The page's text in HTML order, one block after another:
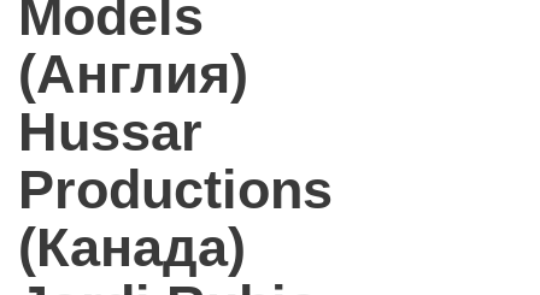
Models
(Англия)
Hussar
Productions
(Канада)